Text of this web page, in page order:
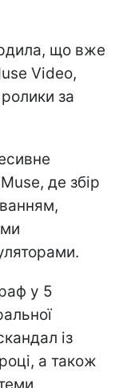
що вже
Video,
за
де збір
у 5
із
а також